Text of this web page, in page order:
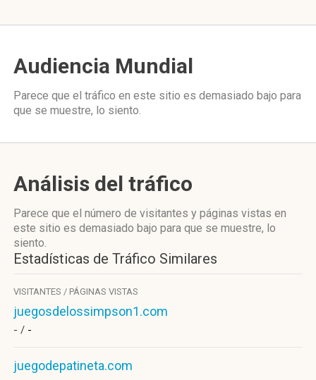
Audiencia Mundial
Parece que el tráfico en este sitio es demasiado bajo para
que se muestre, lo siento.
Análisis del tráfico
Parece que el número de visitantes y páginas vistas en
este sitio es demasiado bajo para que se muestre, lo
siento.
Estadísticas de Tráfico Similares
VISITANTES / PÁGINAS VISTAS
juegosdelossimpson1.com
- / -
juegodepatineta.com